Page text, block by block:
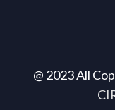
@ 2023 All